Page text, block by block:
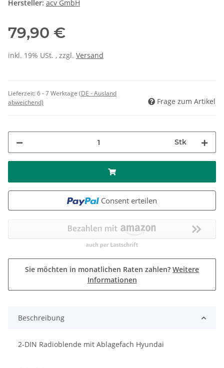
Hersteller: acv GmbH
79,90 €
inkl. 19% USt. , zzgl. Versand
Lieferzeit:6 - 7 Werktage (DE - Ausland
abweichend)
Frage zum Artikel
Stk
Consent erteilen
Sie möchten in monatlichen Raten zahlen? Weitere
Informationen
Beschreibung
2-DIN Radioblende mit Ablagefach Hyundai